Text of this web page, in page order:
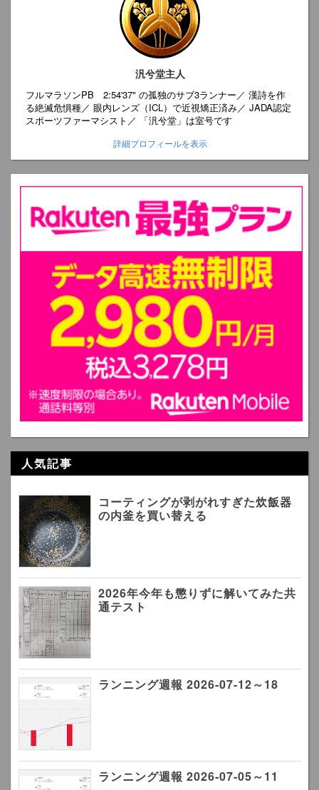
汎兮堂主人
フルマラソンPB 2:54'37" の孤独のサブ3ランナー／ 漢詩を作
る絶滅危惧種／ 眼内レンズ（ICL）で近視矯正済み／ JADA認定
スポーツファーマシスト／ 「汎兮堂」は室号です
詳細プロフィールを表示
人気記事
コーティングが剥がれすぎた炊飯器
の内釜を買い替える
2026年今年も懲りずに解いてみた共
通テスト
ランニング週報 2026-07-12～18
ランニング週報 2026-07-05～11